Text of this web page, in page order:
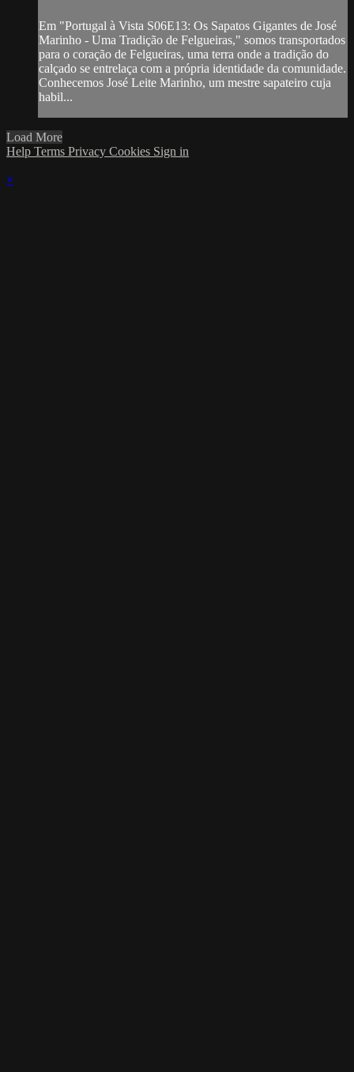
Em "Portugal à Vista S06E13: Os Sapatos Gigantes de José
Marinho - Uma Tradição de Felgueiras," somos transportados
para o coração de Felgueiras, uma terra onde a tradição do
calçado se entrelaça com a própria identidade da comunidade.
Conhecemos José Leite Marinho, um mestre sapateiro cuja
habil...
Load More
Help Terms Privacy Cookies Sign in
×